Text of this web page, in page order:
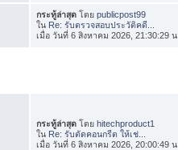
กระทู้ล่าสุด โดยpublicpost99
ใน Re: รับตรวจสอบประวัติคดี...
เมื่อ วันที่ 6 สิงหาคม 2026, 21:30:29 น.
กระทู้ล่าสุด โดยhitechproduct1
ใน Re: รับตัดคอนกรีต ให้เช่...
เมื่อ วันที่ 6 สิงหาคม 2026, 20:00:49 น.